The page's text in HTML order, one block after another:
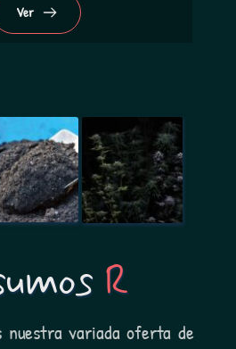
Ver
R
nuestra variada oferta de